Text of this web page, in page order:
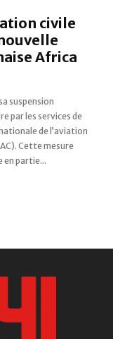
civile
Africa
en partie...